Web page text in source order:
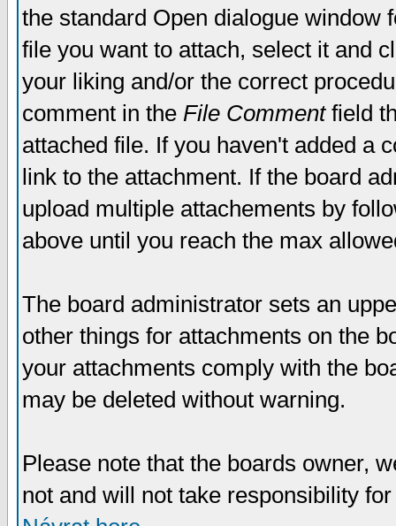
the standard Open dialogue window
file you want to attach, select it and
your liking and/or the correct
comment in the File Commentfield
attached file. If you haven't added a
link to the attachment. If the board
upload multiple attachements by
above until you reach the max
The board administrator sets an
other things for attachments on the
your attachments comply with the
may be deleted without warning.
Please note that the boards owner,
not and will not take responsibility